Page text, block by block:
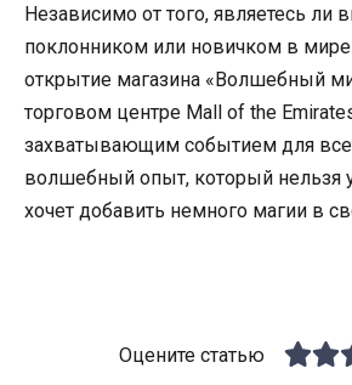
Независимо от того, являетесь ли
поклонником или новичком в
открытие магазина «Волшебный
торговом центре Mall of the
захватывающим событием для
волшебный опыт, который нельзя
хочет добавить немного магии в
Оцените статью